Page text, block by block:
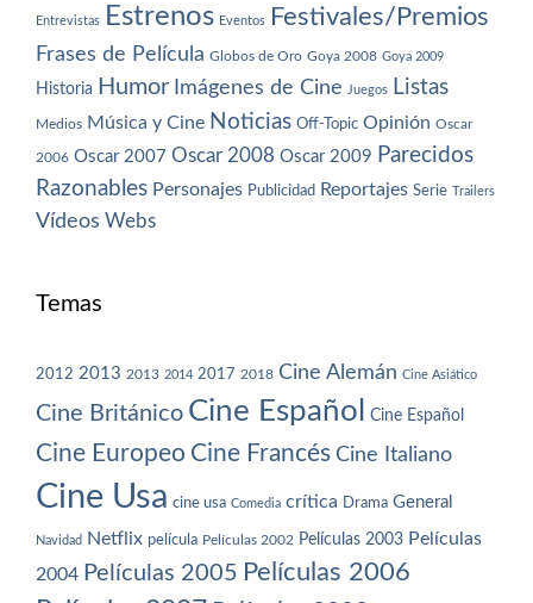
Entrevistas Estrenos Eventos Festivales/Premios
Frases de Película Globos de Oro Goya 2008 Goya 2009
Historia Humor Imágenes de Cine Juegos Listas
Medios Música y Cine Noticias Off-Topic Opinión Oscar
2006 Oscar 2007 Oscar 2008 Oscar 2009 Parecidos
Razonables Personajes Publicidad Reportajes Serie Trailers
Vídeos Webs
Temas
2012 2013 2013 2014 2017 2018 Cine Alemán Cine Asiático
Cine Británico Cine Español Cine Español
Cine Europeo Cine Francés Cine Italiano
Cine Usa cine usa Comedia crítica Drama General
Navidad Netflix película Películas 2002 Películas 2003 Películas
2004 Películas 2005 Películas 2006